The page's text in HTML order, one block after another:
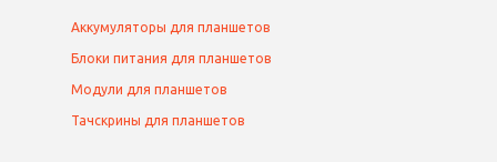
Аккумуляторы для планшетов
Блоки питания для планшетов
Модули для планшетов
Тачскрины для планшетов